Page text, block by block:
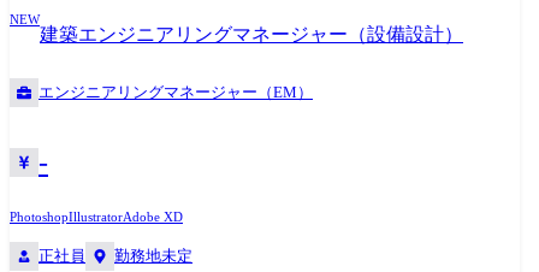
NEW
建築エンジニアリングマネージャー（設備設計）
エンジニアリングマネージャー（EM）
-
PhotoshopIllustratorAdobe XD
正社員 勤務地未定